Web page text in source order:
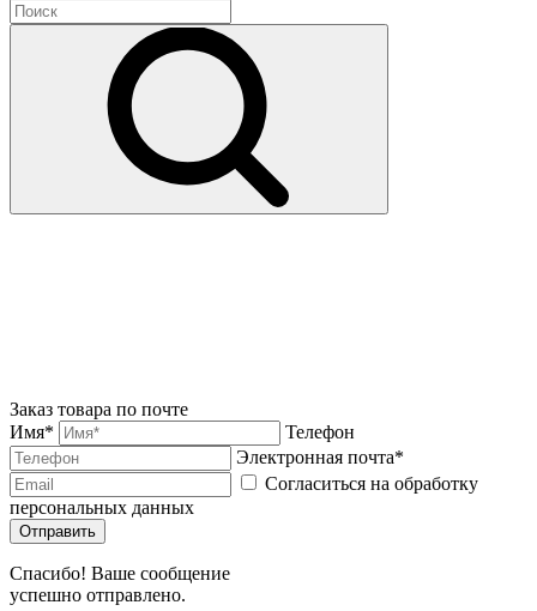
Заказ товара по почте
Имя*
Телефон
Электронная почта*
Согласиться на обработку
персональных данных
Отправить
Спасибо! Ваше сообщение
успешно отправлено.